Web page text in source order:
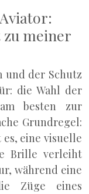
meiner
und der Schutz
die Wahl der
besten zur
Grundregel:
es, eine visuelle
Brille verleiht
während eine
Züge eines